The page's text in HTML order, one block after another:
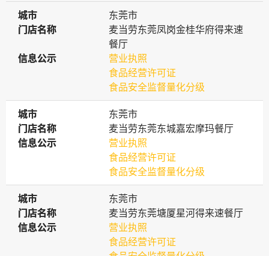
城市
城市
东莞市
门店名称
门店名称
麦当劳东莞凤岗金桂华府得来速
餐厅
信息公示
信息公示
营业执照
食品经营许可证
食品安全监督量化分级
城市
城市
东莞市
门店名称
门店名称
麦当劳东莞东城嘉宏摩玛餐厅
信息公示
信息公示
营业执照
食品经营许可证
食品安全监督量化分级
城市
城市
东莞市
门店名称
门店名称
麦当劳东莞塘厦星河得来速餐厅
信息公示
信息公示
营业执照
食品经营许可证